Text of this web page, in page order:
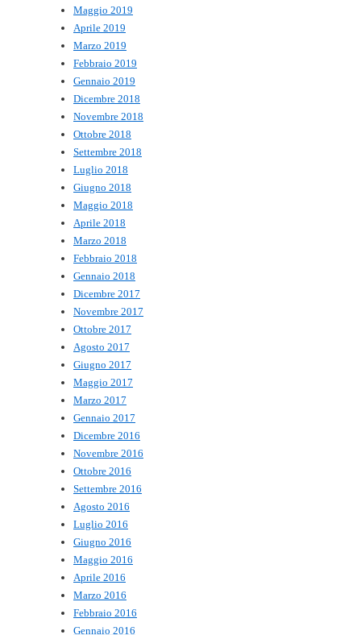
Maggio 2019
Aprile 2019
Marzo 2019
Febbraio 2019
Gennaio 2019
Dicembre 2018
Novembre 2018
Ottobre 2018
Settembre 2018
Luglio 2018
Giugno 2018
Maggio 2018
Aprile 2018
Marzo 2018
Febbraio 2018
Gennaio 2018
Dicembre 2017
Novembre 2017
Ottobre 2017
Agosto 2017
Giugno 2017
Maggio 2017
Marzo 2017
Gennaio 2017
Dicembre 2016
Novembre 2016
Ottobre 2016
Settembre 2016
Agosto 2016
Luglio 2016
Giugno 2016
Maggio 2016
Aprile 2016
Marzo 2016
Febbraio 2016
Gennaio 2016